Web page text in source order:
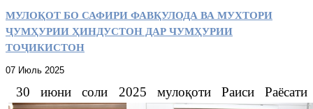
МУЛОҚОТ БО САФИРИ ФАВҚУЛОДА ВА МУХТОРИ
ҶУМҲУРИИ ҲИНДУСТОН ДАР ЧУМҲУРИИ
ТОҶИКИСТОН
07 Июль 2025
30 июни соли 2025 мулоқоти Раиси Раёсати